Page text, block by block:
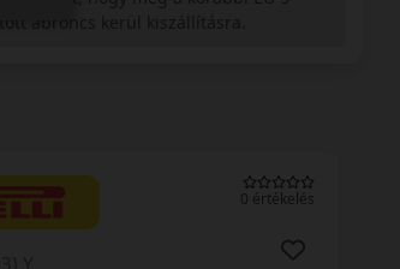
abroncs kerül kiszállításra.
0 értékelés